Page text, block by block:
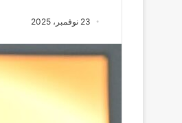
23 نوفمبر، 2025